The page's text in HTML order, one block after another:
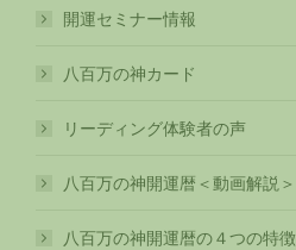
開運セミナー情報
八百万の神カード
リーディング体験者の声
八百万の神開運暦＜動画解説＞
八百万の神開運暦の４つの特徴